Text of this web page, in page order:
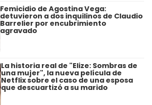
Femicidio de Agostina Vega:
detuvieron a dos inquilinos de Claudio
Barrelier por encubrimiento
agravado
La historia real de "Elize: Sombras de
una mujer", la nueva película de
Netflix sobre el caso de una esposa
que descuartizó a su marido